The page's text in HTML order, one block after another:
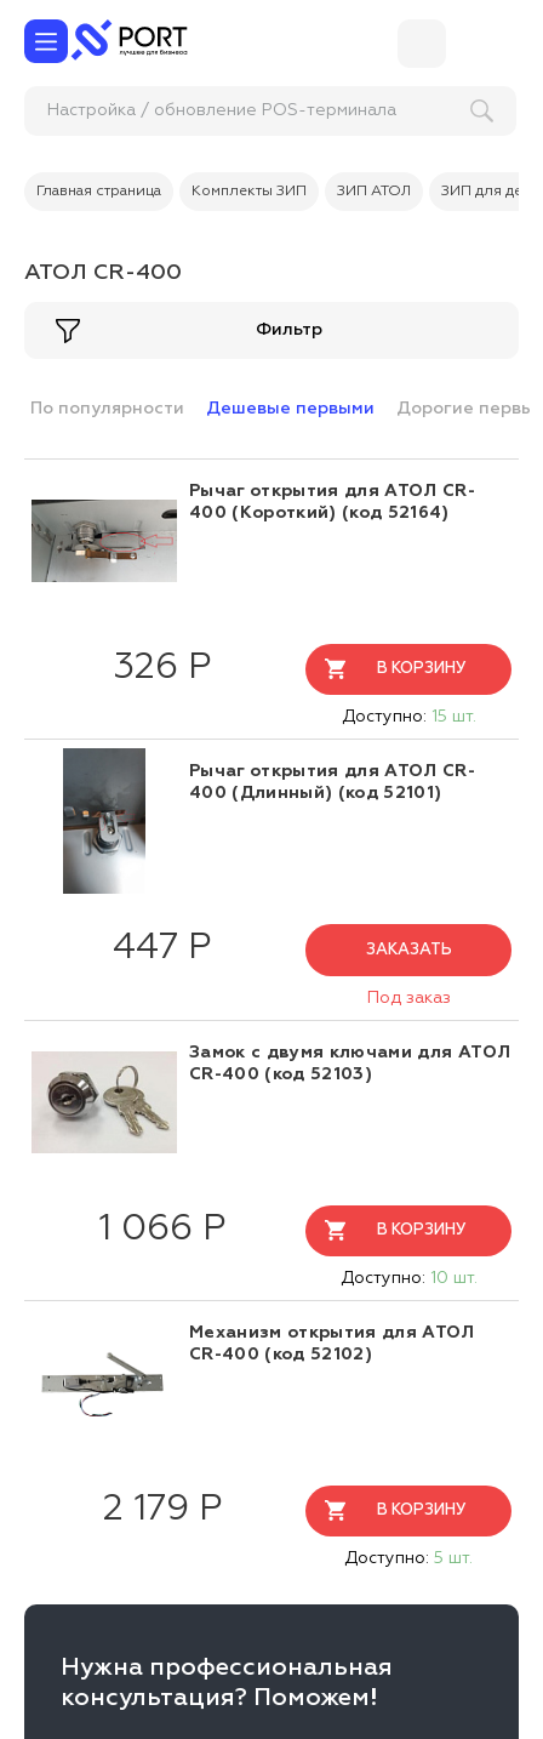
Настройка / обновление POS-терминала
Главная страница Комплекты ЗИП ЗИП АТОЛ ЗИП для
АТОЛ CR-400
Фильтр
По популярности Дешевые первыми Дорогие
Рычаг открытия для АТОЛ CR-
400 (Короткий) (код 52164)
326 Р В КОРЗИНУ
Доступно: 15 шт.
Рычаг открытия для АТОЛ CR-
400 (Длинный) (код 52101)
447 Р ЗАКАЗАТЬ
Под заказ
Замок с двумя ключами для АТОЛ
CR-400 (код 52103)
1 066 Р В КОРЗИНУ
Доступно: 10 шт.
Механизм открытия для АТОЛ
CR-400 (код 52102)
2 179 Р В КОРЗИНУ
Доступно: 5 шт.
Нужна профессиональная
консультация? Поможем!